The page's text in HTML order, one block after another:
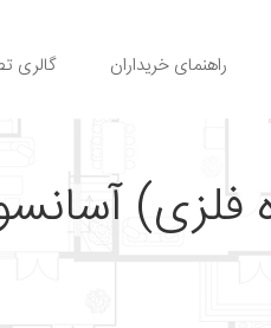
راهنمای خریداران گالری